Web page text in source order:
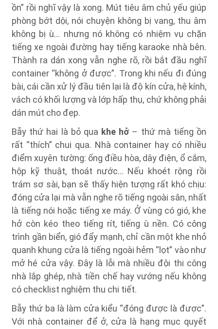
ồn” rồi nghĩ vậy là xong. Mút tiêu âm chủ yếu giúp
phòng bớt dội, nói chuyện không bị vang, thu âm
không bị ù… nhưng nó không có nhiệm vụ chặn
tiếng xe ngoài đường hay tiếng karaoke nhà bên.
Thành ra dán xong vẫn nghe rõ, rồi bắt đầu nghĩ
container “không ở được”. Trong khi nếu đi đúng
bài, cái cần xử lý đầu tiên lại là độ kín cửa, hệ kính,
vách có khối lượng và lớp hấp thụ, chứ không phải
dán mút cho đẹp.
Bẫy thứ hai là bỏ qua khe hở – thứ mà tiếng ồn
rất “thích” chui qua. Nhà container hay có nhiều
điểm xuyên tường: ống điều hòa, dây điện, ổ cắm,
hộp kỹ thuật, thoát nước… Nếu khoét rộng rồi
trám sơ sài, bạn sẽ thấy hiện tượng rất khó chịu:
đóng cửa lại mà vẫn nghe rõ tiếng ngoài sân, nhất
là tiếng nói hoặc tiếng xe máy. Ở vùng có gió, khe
hở còn kéo theo tiếng rít, tiếng ù nền. Có công
trình gần biển, gió đẩy mạnh, chỉ cần một khe nhỏ
quanh khung cửa là tiếng ngoài hẻm “lọt” vào như
mở hé cửa vậy. Đây là lỗi mà nhiều đội thi công
nhà lắp ghép, nhà tiền chế hay vướng nếu không
có checklist nghiệm thu chi tiết.
Bẫy thứ ba là làm cửa kiểu “đóng được là được”.
Với nhà container để ở, cửa là hạng mục quyết